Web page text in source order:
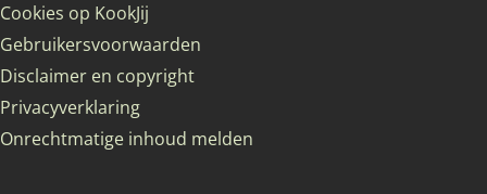
Cookies op KookJij
Gebruikersvoorwaarden
Disclaimer en copyright
Privacyverklaring
Onrechtmatige inhoud melden